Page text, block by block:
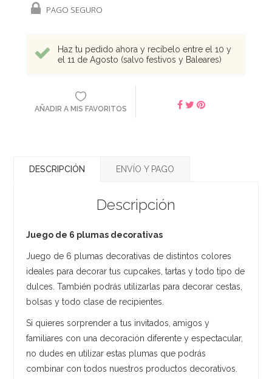
PAGO SEGURO
Haz tu pedido ahora y recíbelo entre el 10 y
el 11 de Agosto (salvo festivos y Baleares)
AÑADIR A MIS FAVORITOS
DESCRIPCIÓN ENVÍO Y PAGO
Descripción
Juego de 6 plumas decorativas
Juego de 6 plumas decorativas de distintos colores
ideales para decorar tus cupcakes, tartas y todo tipo de
dulces. También podrás utilizarlas para decorar cestas,
bolsas y todo clase de recipientes.
Si quieres sorprender a tus invitados, amigos y
familiares con una decoración diferente y espectacular,
no dudes en utilizar estas plumas que podrás
combinar con todos nuestros productos decorativos.